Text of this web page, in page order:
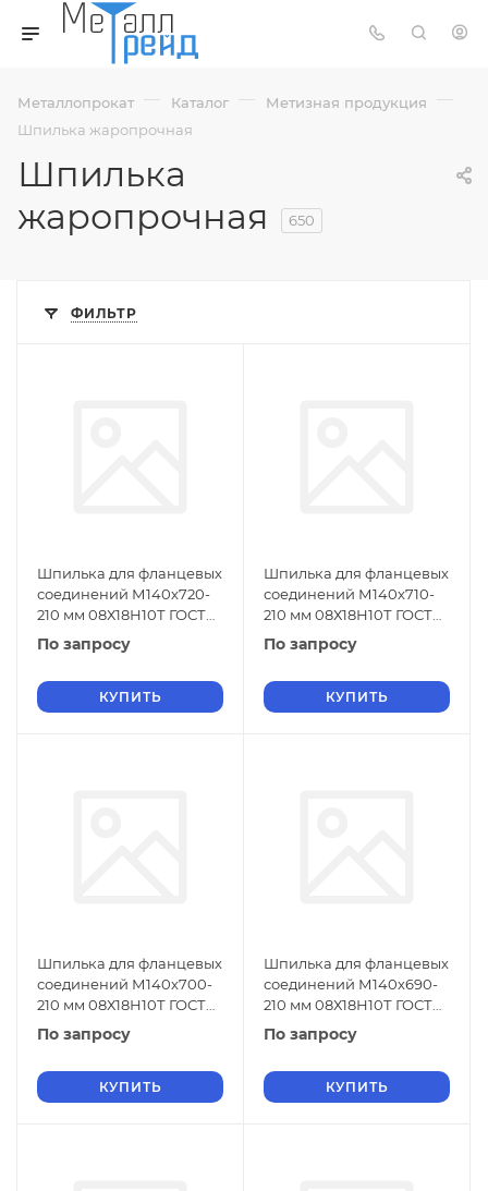
Металлопрокат — Каталог — Метизная продукция —
Шпилька жаропрочная
Шпилька
жаропрочная
650
ФИЛЬТР
Шпилька для фланцевых
соединений М140х720-
210 мм 08Х18Н10Т ГОСТ
9066-75
По запросу
КУПИТЬ
Шпилька для фланцевых
соединений М140х710-
210 мм 08Х18Н10Т ГОСТ
9066-75
По запросу
КУПИТЬ
Шпилька для фланцевых
соединений М140х700-
210 мм 08Х18Н10Т ГОСТ
9066-75
По запросу
КУПИТЬ
Шпилька для фланцевых
соединений М140х690-
210 мм 08Х18Н10Т ГОСТ
9066-75
По запросу
КУПИТЬ